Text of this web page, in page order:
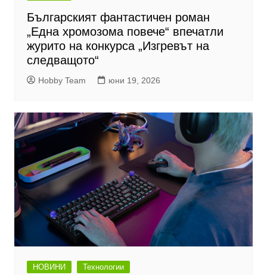
Българският фантастичен роман
„Една хромозома повече“ впечатли
журито на конкурса „Изгревът на
следващото“
Hobby Team юни 19, 2026
НОВИНИ Технологии